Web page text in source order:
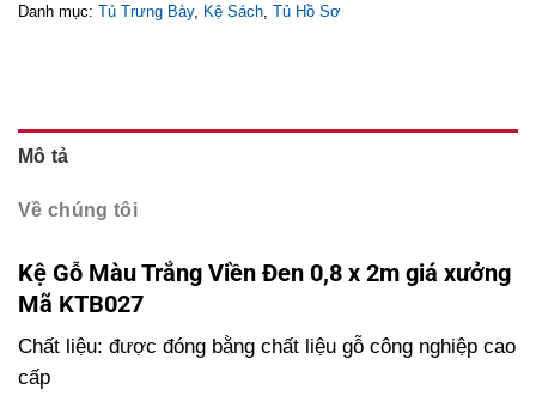
Danh mục: Tủ Trưng Bày, Kệ Sách Tủ Hồ Sơ
Mô tả
Về chúng tôi
Kệ Gỗ Màu Trắng Viền Đen 0,8 x 2m giá xưởng
Mã KTB027
Chất liệu: được đóng bằng chất liệu gỗ công nghiệp cao
cấp